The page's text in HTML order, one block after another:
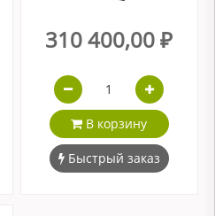
310 400,00 ₽
В корзину
Быстрый заказ